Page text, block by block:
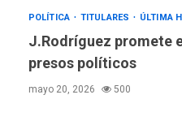
POLÍTICA TITULARES ÚLTIMA
J.Rodríguez promete
presos políticos
mayo 20, 2026 500